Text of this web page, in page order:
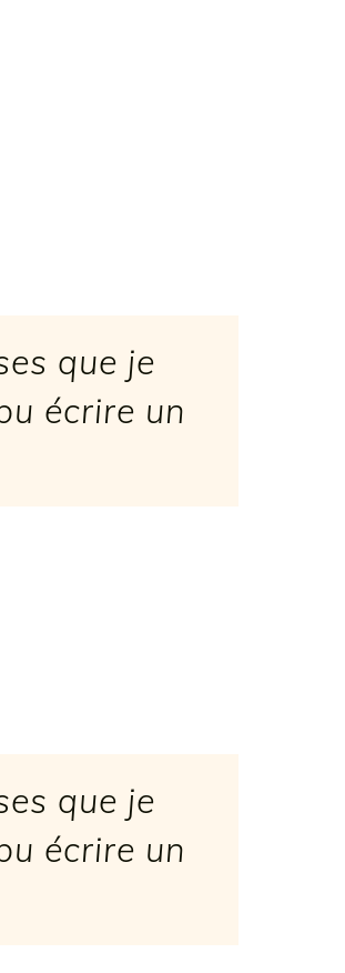
que je
écrire un
que je
écrire un